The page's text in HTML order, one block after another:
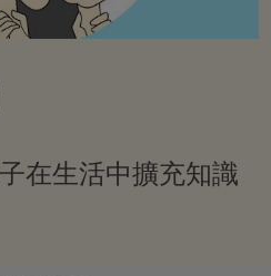
在生活中擴充知識